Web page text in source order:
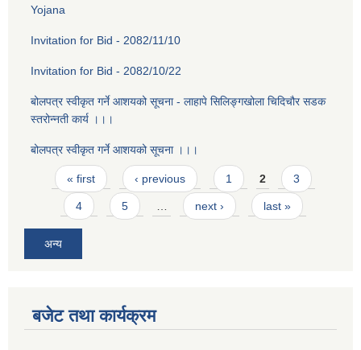
Yojana
Invitation for Bid - 2082/11/10
Invitation for Bid - 2082/10/22
बोलपत्र स्वीकृत गर्ने आशयको सूचना - लाहापे सिलिङ्गखोला चिदिचौर सडक
स्तरोन्नती कार्य ।।।
बोलपत्र स्वीकृत गर्ने आशयको सूचना ।।।
Pages
« first ‹ previous 1 2 3
4 5 … next › last »
अन्य
बजेट तथा कार्यक्रम